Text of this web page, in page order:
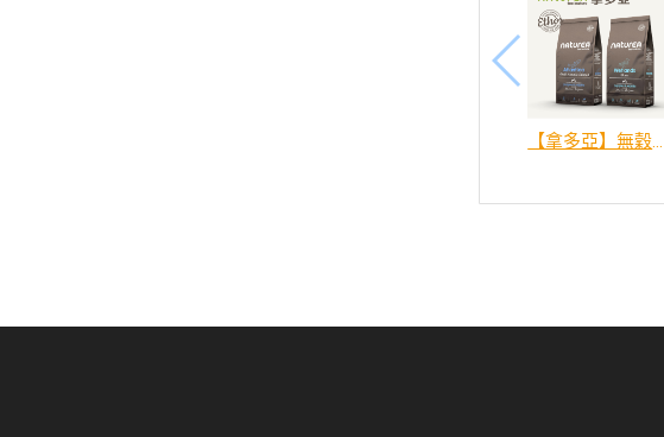
【拿多亞】無穀低敏 犬糧